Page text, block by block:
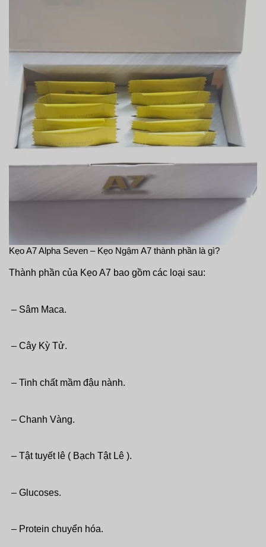
Kẹo A7 Alpha Seven – Kẹo Ngậm A7 thành phần là gì?
Thành phần của Kẹo A7 bao gồm các loại sau:
– Sâm Maca.
– Cây Kỳ Tử.
– Tinh chất mầm đậu nành.
– Chanh Vàng.
– Tật tuyết lê ( Bạch Tật Lê ).
– Glucoses.
– Protein chuyển hóa.